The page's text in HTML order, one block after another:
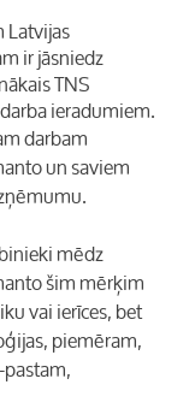
ir jāsniedz
TNS
ieradumiem.
darbam
un saviem
mēdz
šim mērķim
vai ierīces, bet
piemēram,